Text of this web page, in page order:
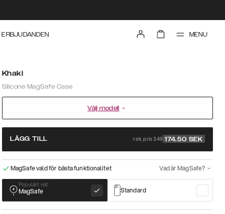
ERBJUDANDEN MENU
Khaki
Silicone MagSafe Case
Välj modell
LÄGG TILL rek. pris 349 174.50 SEK
MagSafe vald för bästa funktionalitet Vad är MagSafe?
Populärt val!
MagSafe Standard